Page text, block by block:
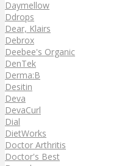
Daymellow
Ddrops
Dear, Klairs
Debrox
Deebee's Organic
DenTek
Derma:B
Desitin
Deva
DevaCurl
Dial
DietWorks
Doctor Arthritis
Doctor's Best